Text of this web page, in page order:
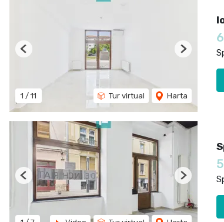
1 / 11 Tur virtual Harta
Previous Next
Previous Next